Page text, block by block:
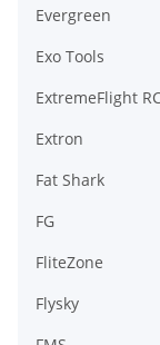
Evergreen
Exo Tools
ExtremeFlight
Extron
Fat Shark
FG
FliteZone
Flysky